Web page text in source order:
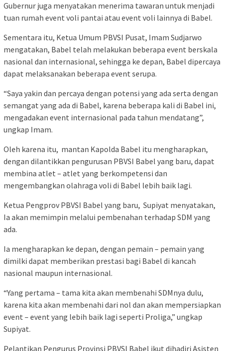
Gubernur juga menyatakan menerima tawaran untuk menjadi
tuan rumah event voli pantai atau event voli lainnya di Babel.
Sementara itu, Ketua Umum PBVSI Pusat, Imam Sudjarwo
mengatakan, Babel telah melakukan beberapa event berskala
nasional dan internasional, sehingga ke depan, Babel dipercaya
dapat melaksanakan beberapa event serupa.
“Saya yakin dan percaya dengan potensi yang ada serta dengan
semangat yang ada di Babel, karena beberapa kali di Babel ini,
mengadakan event internasional pada tahun mendatang”,
ungkap Imam.
Oleh karena itu, mantan Kapolda Babel itu mengharapkan,
dengan dilantikkan pengurusan PBVSI Babel yang baru, dapat
membina atlet – atlet yang berkompetensi dan
mengembangkan olahraga voli di Babel lebih baik lagi.
Ketua Pengprov PBVSI Babel yang baru, Supiyat menyatakan,
Ia akan memimpin melalui pembenahan terhadap SDM yang
ada.
Ia mengharapkan ke depan, dengan pemain – pemain yang
dimilki dapat memberikan prestasi bagi Babel di kancah
nasional maupun internasional.
“Yang pertama – tama kita akan membenahi SDMnya dulu,
karena kita akan membenahi dari nol dan akan mempersiapkan
event – event yang lebih baik lagi seperti Proliga,” ungkap
Supiyat.
Pelantikan Pengurus Provinsi PBVSI Babel ikut dihadiri Asisten